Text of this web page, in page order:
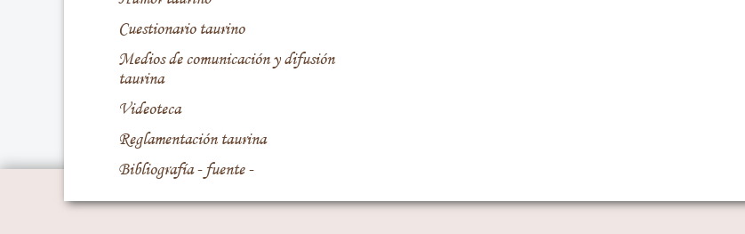
Cuestionario taurino
Medios de comunicación y difusión
taurina
Videoteca
Reglamentación taurina
Bibliografía - fuente -